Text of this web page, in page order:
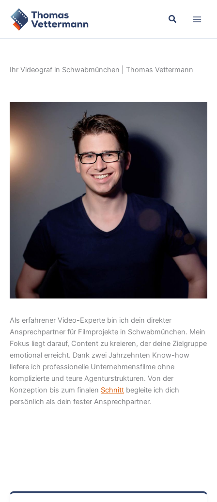
Inhalt
springen
Ihr Videograf in Schwabmünchen | Thomas Vettermann
Als erfahrener Video-Experte bin ich dein direkter
Ansprechpartner für Filmprojekte in Schwabmünchen. Mein
Fokus liegt darauf, Content zu kreieren, der deine Zielgruppe
emotional erreicht. Dank zwei Jahrzehnten Know-how
liefere ich professionelle Unternehmensfilme ohne
komplizierte und teure Agenturstrukturen. Von der
Konzeption bis zum finalen Schnitt begleite ich dich
persönlich als dein fester Ansprechpartner.